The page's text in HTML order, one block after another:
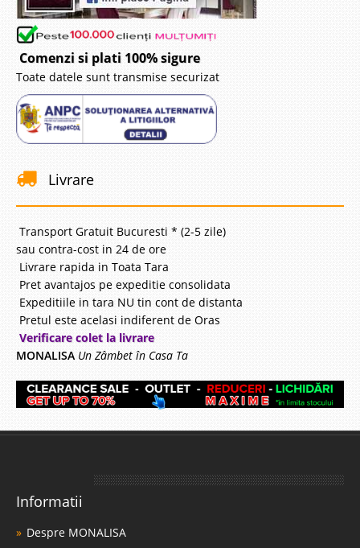
Comenzi si plati 100% sigure
Toate datele sunt transmise securizat
Livrare
Transport Gratuit Bucuresti * (2-5 zile)
sau contra-cost in 24 de ore
Livrare rapida in Toata Tara
Pret avantajos pe expeditie consolidata
Expeditiile in tara NU tin cont de distanta
Pretul este acelasi indiferent de Oras
Verificare colet la livrare
MONALISA Un Zâmbet în Casa Ta
Informatii
Despre MONALISA